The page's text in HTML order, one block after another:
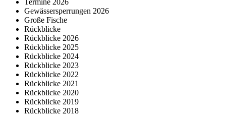
Gewässersperrungen 2026
Große Fische
Rückblicke
Rückblicke 2026
Rückblicke 2025
Rückblicke 2024
Rückblicke 2023
Rückblicke 2022
Rückblicke 2021
Rückblicke 2020
Rückblicke 2019
Rückblicke 2018